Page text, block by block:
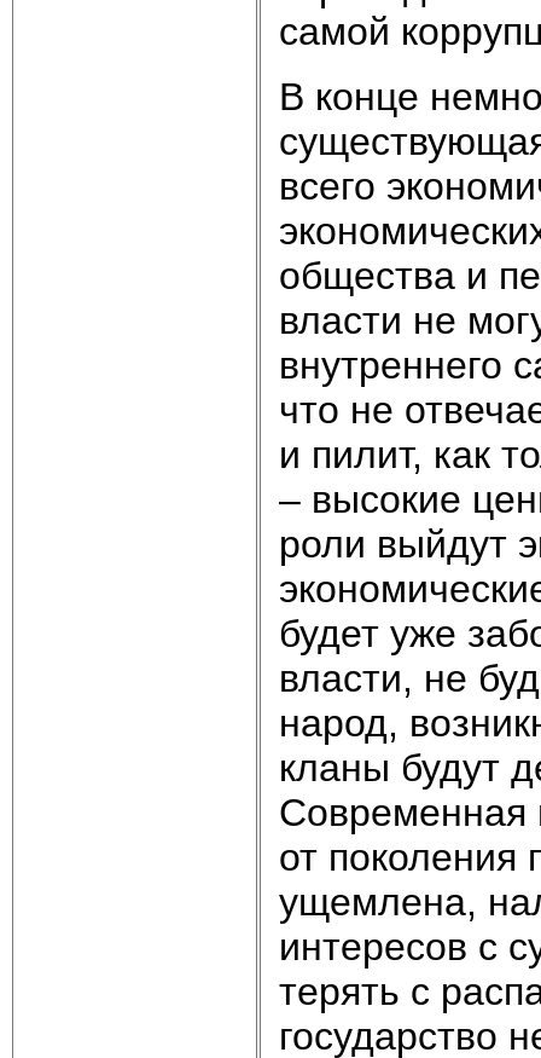
самой
В конце
всего
общества и
власти не
внутреннего
что не
и пилит, как
– высокие
роли выйдут
будет уже
власти, не
народ,
кланы будут
Современная
от поколения
ущемлена,
интересов с
терять с
государство